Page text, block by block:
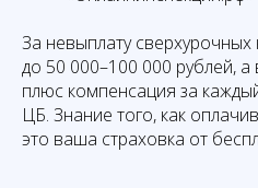
За невыплату
до 50 000–100 000 рублей,
плюс компенсация за
ЦБ. Знание того, как
это ваша страховка от